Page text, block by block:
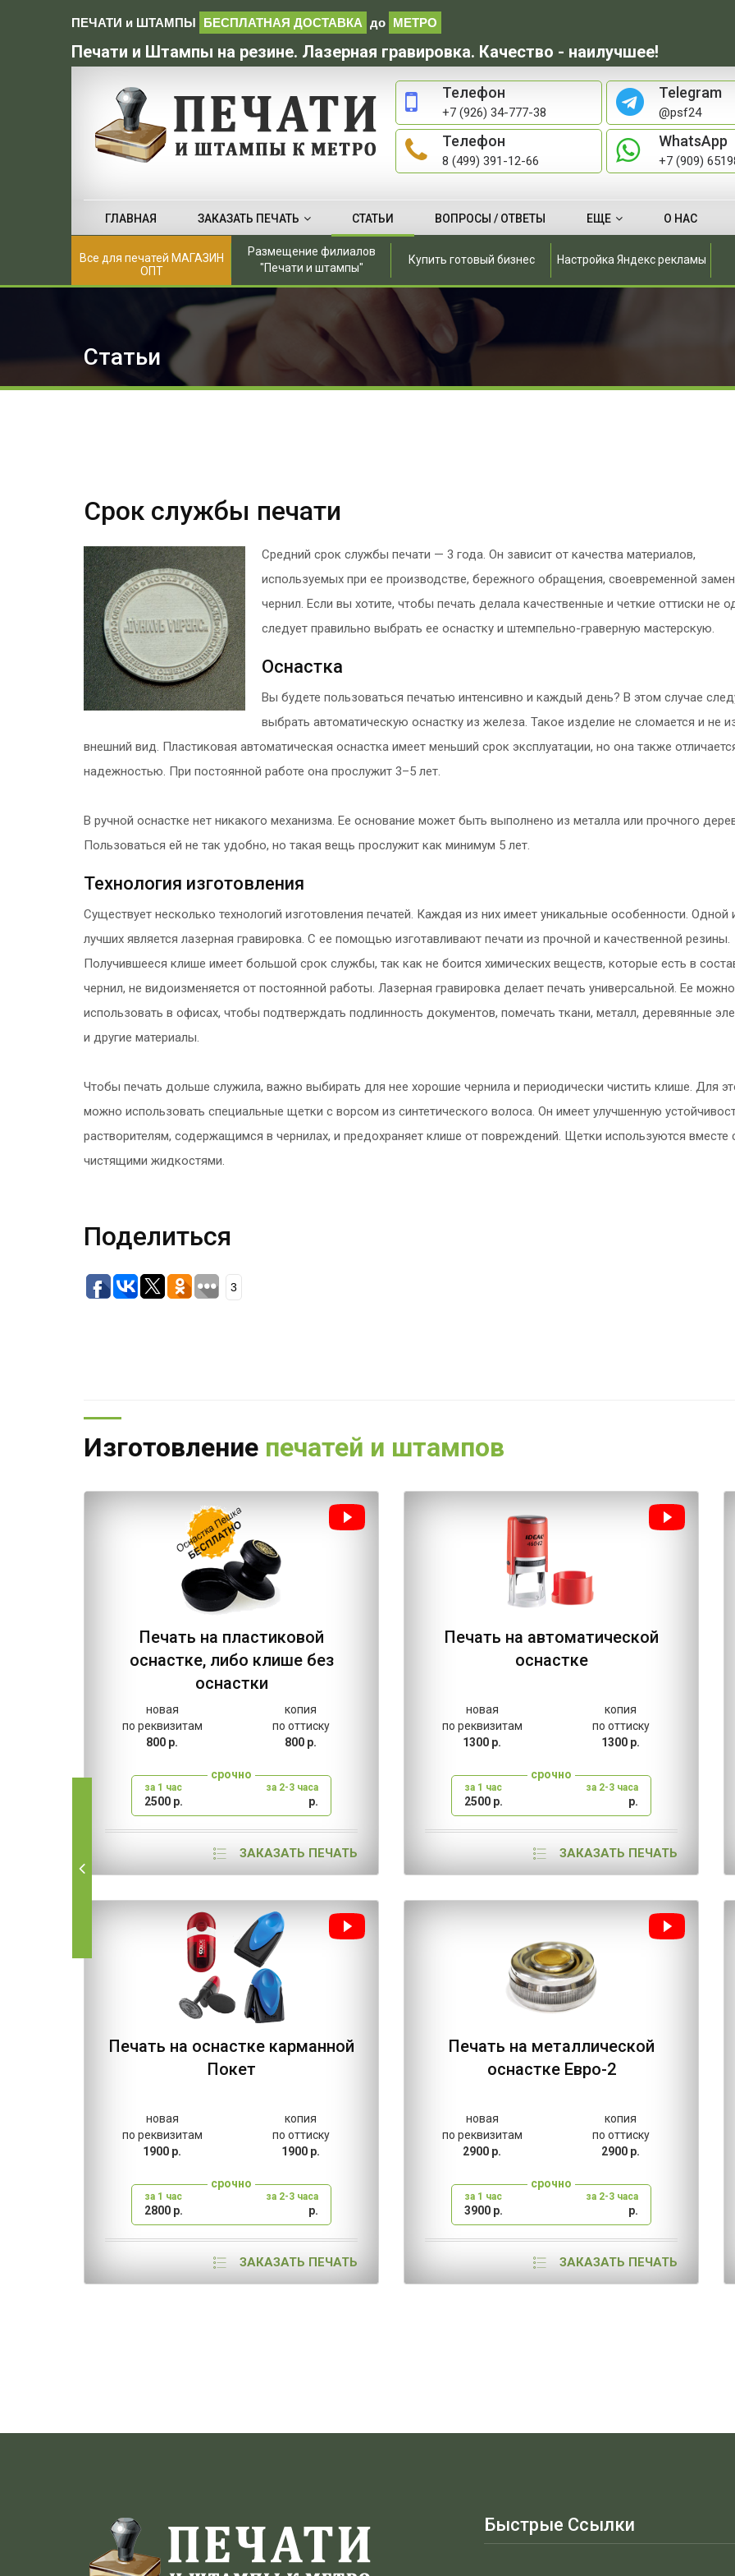
ПЕЧАТИ и ШТАМПЫ БЕСПЛАТНАЯ ДОСТАВКА до МЕТРО
Печати и Штампы на резине. Лазерная гравировка. Качество - наилучшее!
Телефон
+7 (926) 34-777-38
Telegram
@psf24
Телефон
8 (499) 391-12-66
WhatsApp
+7 (909)
ГЛАВНАЯ ЗАКАЗАТЬ ПЕЧАТЬ СТАТЬИ ВОПРОСЫ / ОТВЕТЫ ЕЩЕ О НАС
Все для печатей МАГАЗИН
ОПТ
Размещение филиалов
"Печати и штампы"
Купить готовый бизнес Настройка Яндекс рекламы
Статьи
Срок службы печати
Средний срок службы печати — 3 года. Он зависит от качества материалов,
используемых при ее производстве, бережного обращения, своевременной
чернил. Если вы хотите, чтобы печать делала качественные и четкие оттиски не
следует правильно выбрать ее оснастку и штемпельно-граверную мастерскую.
Оснастка
Вы будете пользоваться печатью интенсивно и каждый день? В этом случае
выбрать автоматическую оснастку из железа. Такое изделие не сломается и не
внешний вид. Пластиковая автоматическая оснастка имеет меньший срок эксплуатации, но она также
надежностью. При постоянной работе она прослужит 3–5 лет.
В ручной оснастке нет никакого механизма. Ее основание может быть выполнено из металла или прочного
Пользоваться ей не так удобно, но такая вещь прослужит как минимум 5 лет.
Технология изготовления
Существует несколько технологий изготовления печатей. Каждая из них имеет уникальные особенности. Одной
лучших является лазерная гравировка. С ее помощью изготавливают печати из прочной и качественной резины.
Получившееся клише имеет большой срок службы, так как не боится химических веществ, которые есть в
чернил, не видоизменяется от постоянной работы. Лазерная гравировка делает печать универсальной. Ее можно
использовать в офисах, чтобы подтверждать подлинность документов, помечать ткани, металл, деревянные
и другие материалы.
Чтобы печать дольше служила, важно выбирать для нее хорошие чернила и периодически чистить клише. Для
можно использовать специальные щетки с ворсом из синтетического волоса. Он имеет улучшенную
растворителям, содержащимся в чернилах, и предохраняет клише от повреждений. Щетки используются вместе
чистящими жидкостями.
Поделиться
3
Изготовление печатей и штампов
Печать на пластиковой
оснастке, либо клише без
оснастки
новая
по реквизитам
800 р.
копия
по оттиску
800 р.
срочно
за 1 час
2500 р.
за 2-3 часа
р.
ЗАКАЗАТЬ ПЕЧАТЬ
Печать на автоматической
оснастке
новая
по реквизитам
1300 р.
копия
по оттиску
1300 р.
срочно
за 1 час
2500 р.
за 2-3 часа
р.
ЗАКАЗАТЬ ПЕЧАТЬ
Печать на оснастке карманной
Покет
новая
по реквизитам
1900 р.
копия
по оттиску
1900 р.
срочно
за 1 час
2800 р.
за 2-3 часа
р.
ЗАКАЗАТЬ ПЕЧАТЬ
Печать на металлической
оснастке Евро-2
новая
по реквизитам
2900 р.
копия
по оттиску
2900 р.
срочно
за 1 час
3900 р.
за 2-3 часа
р.
ЗАКАЗАТЬ ПЕЧАТЬ
Быстрые Ссылки